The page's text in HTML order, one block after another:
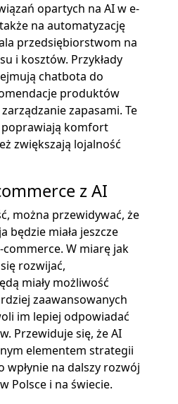
opartych na AI w e-
na automatyzację
przedsiębiorstwom na
i kosztów. Przykłady
chatbota do
produktów
zapasami. Te
komfort
zwiększają lojalność
z AI
można przewidywać, że
będzie miała jeszcze
commerce. W miarę jak
rozwijać,
miały możliwość
zaawansowanych
im lepiej odpowiadać
Przewiduje się, że AI
elementem strategii
wpłynie na dalszy rozwój
Polsce i na świecie.